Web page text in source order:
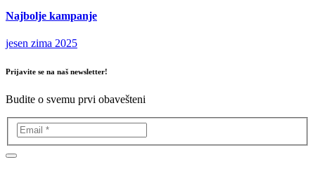
Najbolje kampanje
jesen zima 2025
Prijavite se na naš newsletter!
Budite o svemu prvi obavešteni